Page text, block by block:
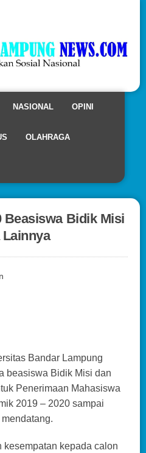
NASIONAL OPINI
OLAHRAGA
Beasiswa Bidik Misi
Lainnya
Bandar Lampung
beasiswa Bidik Misi dan
Penerimaan Mahasiswa
2019 – 2020 sampai
kesempatan kepada calon